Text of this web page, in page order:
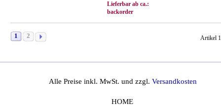
Lieferbar ab ca.:
backorder
1 2 Artikel
Alle Preise inkl. MwSt. und zzgl. Versandkosten
HOME